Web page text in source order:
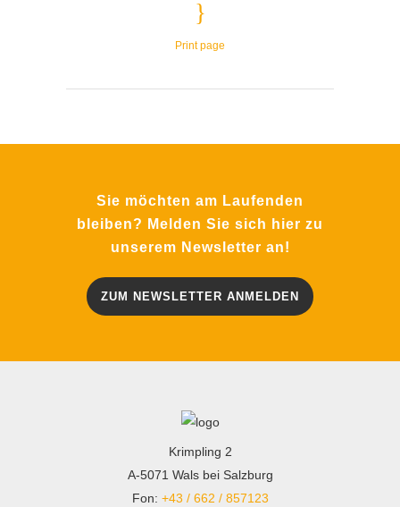
Print page
Sie möchten am Laufenden
bleiben? Melden Sie sich hier zu
unserem Newsletter an!
ZUM NEWSLETTER ANMELDEN
Krimpling 2
A-5071 Wals bei Salzburg
Fon: +43 / 662 / 857123